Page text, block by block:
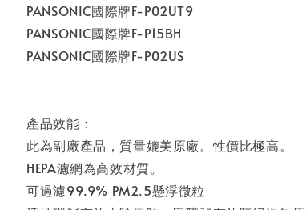
PANSONIC國際牌F-P02UT9
PANSONIC國際牌F-P15BH
PANSONIC國際牌F-P02US
產品效能﹕
此為副廠產品，質量媲美原廠。性價比極高。
HEPA濾網為高效材質。
可過濾99.9% PM2.5懸浮微粒